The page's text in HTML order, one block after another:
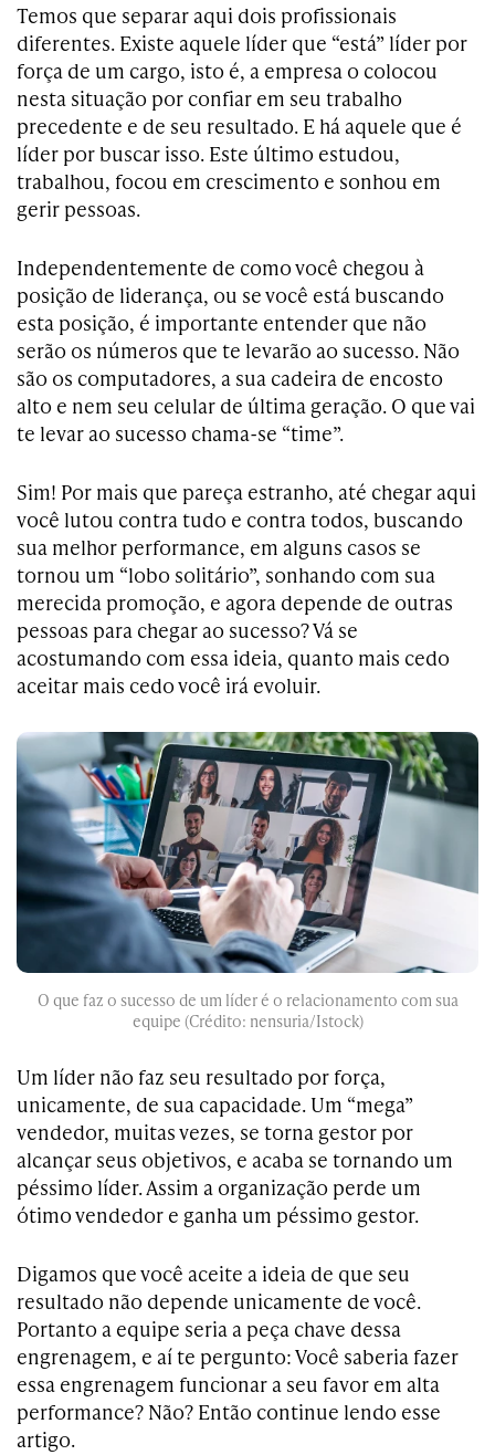
Temos que separar aqui dois profissionais
diferentes. Existe aquele líder que “está” líder por
força de um cargo, isto é, a empresa o colocou
nesta situação por confiar em seu trabalho
precedente e de seu resultado. E há aquele que é
líder por buscar isso. Este último estudou,
trabalhou, focou em crescimento e sonhou em
gerir pessoas.
Independentemente de como você chegou à
posição de liderança, ou se você está buscando
esta posição, é importante entender que não
serão os números que te levarão ao sucesso. Não
são os computadores, a sua cadeira de encosto
alto e nem seu celular de última geração. O que vai
te levar ao sucesso chama-se “time”.
Sim! Por mais que pareça estranho, até chegar aqui
você lutou contra tudo e contra todos, buscando
sua melhor performance, em alguns casos se
tornou um “lobo solitário”, sonhando com sua
merecida promoção, e agora depende de outras
pessoas para chegar ao sucesso? Vá se
acostumando com essa ideia, quanto mais cedo
aceitar mais cedo você irá evoluir.
O que faz o sucesso de um líder é o relacionamento com sua
equipe (Crédito: nensuria/Istock)
Um líder não faz seu resultado por força,
unicamente, de sua capacidade. Um “mega”
vendedor, muitas vezes, se torna gestor por
alcançar seus objetivos, e acaba se tornando um
péssimo líder. Assim a organização perde um
ótimo vendedor e ganha um péssimo gestor.
Digamos que você aceite a ideia de que seu
resultado não depende unicamente de você.
Portanto a equipe seria a peça chave dessa
engrenagem, e aí te pergunto: Você saberia fazer
essa engrenagem funcionar a seu favor em alta
performance? Não? Então continue lendo esse
artigo.